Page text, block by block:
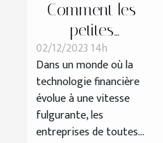
Comment les
petites
entreprises
peuvent tirer
parti des
paiements en
cryptomonnaies
02/12/2023 14h
Dans un monde où la
technologie financière
évolue à une vitesse
fulgurante, les
entreprises de toutes...